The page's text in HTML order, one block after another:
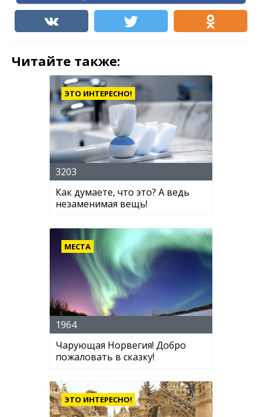
Читайте также:
ЭТО ИНТЕРЕСНО!
3203
Как думаете, что это? А ведь
незаменимая вещь!
МЕСТА
1964
Чарующая Норвегия! Добро
пожаловать в сказку!
ЭТО ИНТЕРЕСНО!